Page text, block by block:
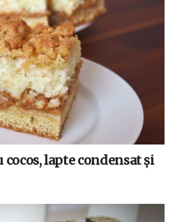
lapte condensat și